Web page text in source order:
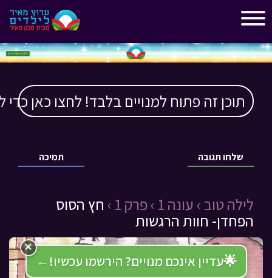
תוכן זה פתוח למנויים בלבד! לחצו כאן כדי
תמיכה שלחו תגובה
לילה טוב › עונה 1 › פרק 1 ›
חץ הסוס
הפחדן- חוות הרגשות
🌟עדיין אינכם מנויים? הירשמו עכשיו! ←
×